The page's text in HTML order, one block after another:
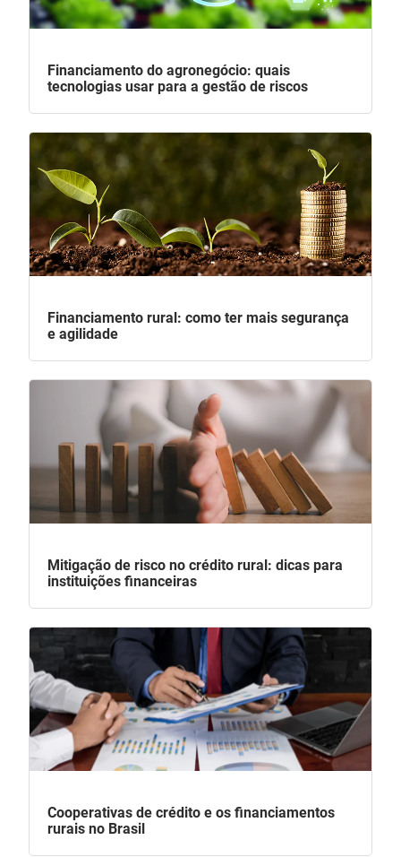
Financiamento do agronegócio: quais
tecnologias usar para a gestão de riscos
Financiamento rural: como ter mais segurança
e agilidade
Mitigação de risco no crédito rural: dicas para
instituições financeiras
Cooperativas de crédito e os financiamentos
rurais no Brasil